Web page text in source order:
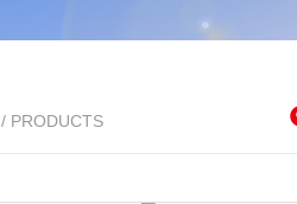
/ PRODUCTS